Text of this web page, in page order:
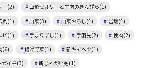
ー(2)
山形セルリーと牛肉のきんぴら(1)
丸(1) 山菜(3) 山菜おろし(1)
岩塩(1)
ビ(1) 手まりずし(1) 手羽先(2)
挽肉(2)
(6) 揚げ野菜(1)
新キャベツ(1)
ガイモ(3)
新じゃがいも(1)